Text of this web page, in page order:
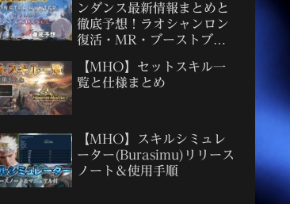
ンダンス最新情報まとめと
徹底予想！ラオシャンロン
復活・MR・ブーストブレ
【MHO】セットスキル一
覧と仕様まとめ
【MHO】スキルシミュレ
ーター(Burasimu)リリース
ノート＆使用手順